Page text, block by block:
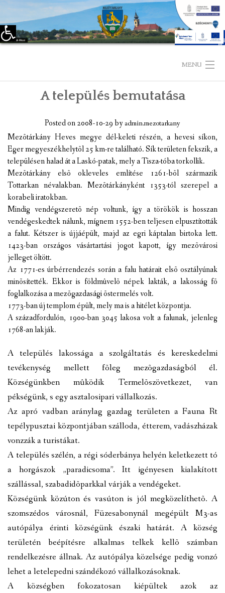
Eszköztár megnyitása
MENU
KEZDŐLAP
TELEPÜLÉSÜNKRŐL
LÁTNIVALÓK
KAPCSOLAT
ÖNKORMÁNYZAT
KÉPVISELŐ-TESTÜLET
VÁLASZTÁSI INFORMÁCIÓK
NEMZETISÉGI ÖNKORMÁNYZAT
TÁRSULÁS
PÁLYÁZATOK
HIRDETMÉNYEK
ÓVODA ÉS MINI BÖLCSŐDE
A település bemutatása
Posted on2008-10-29byadmin.mezotarkany
Mezõtárkány Heves megye dél-keleti részén, a hevesi síkon,
Eger megyeszékhelytõl 25 km-re található. Sík területen fekszik, a
településen halad át a Laskó-patak, mely a Tisza-tóba torkollik.
Mezõtárkány elsõ okleveles említése 1261-bõl származik
Tottarkan névalakban. Mezõtárkányként 1353-tól szerepel a
korabeli iratokban.
Mindig vendégszeretõ nép voltunk, így a törökök is hosszan
vendégeskedtek nálunk, mígnem 1552-ben teljesen elpusztították
a falut. Kétszer is újjáépült, majd az egri káptalan birtoka lett.
1423-ban országos vásártartási jogot kapott, így mezõvárosi
jelleget öltött.
Az 1771-es úrbérrendezés során a falu határait elsõ osztályúnak
minõsítették. Ekkor is földmûvelõ népek lakták, a lakosság fõ
foglalkozása a mezõgazdasági õstermelés volt.
1773-ban új templom épült, mely ma is a hitélet központja.
A századfordulón, 1900-ban 3045 lakosa volt a falunak, jelenleg
1768-an lakják.
A település lakossága a szolgáltatás és kereskedelmi
tevékenység mellett fõleg mezõgazdaságból él.
Községünkben mûködik Termelõszövetkezet, van
pékségünk, s egy asztalosipari vállalkozás.
Az apró vadban aránylag gazdag területen a Fauna Rt
tepélypusztai központjában szálloda, étterem, vadászházak
vonzzák a turistákat.
A település szélén, a régi sóderbánya helyén keletkezett tó
a horgászok „paradicsoma”. Itt igényesen kialakított
szállással, szabadidõparkkal várják a vendégeket.
Községünk közúton és vasúton is jól megközelíthetõ. A
szomszédos városnál, Füzesabonynál megépült M3-as
autópálya érinti községünk északi határát. A község
területén beépítésre alkalmas telkek kellõ számban
rendelkezésre állnak. Az autópálya közelsége pedig vonzó
lehet a letelepedni szándékozó vállalkozásoknak.
A községben fokozatosan kiépültek azok az